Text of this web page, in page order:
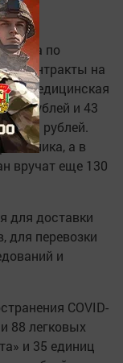
по
контракты на
«Медицинская
рублей и 43
млн рублей.
а в
вручат еще 130
для доставки
для перевозки
и
COVID-
88 легковых
и 35 единиц